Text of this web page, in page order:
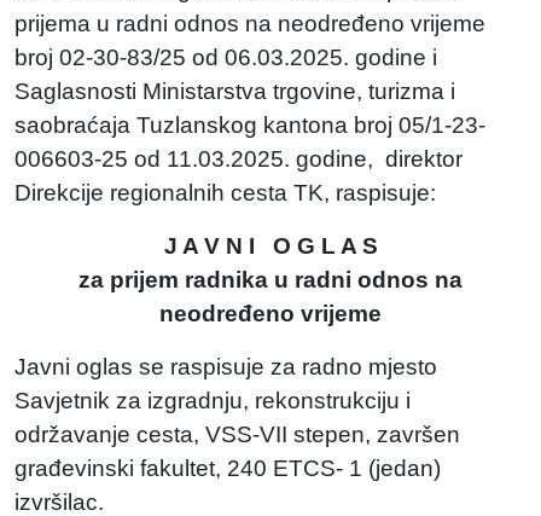
prijema u radni odnos na neodređeno vrijeme
broj 02-30-83/25 od 06.03.2025. godine i
Saglasnosti Ministarstva trgovine, turizma i
saobraćaja Tuzlanskog kantona broj 05/1-23-
006603-25 od 11.03.2025. godine, direktor
Direkcije regionalnih cesta TK, raspisuje:
J A V N I O G L A S
za prijem radnika u radni odnos na
neodređeno vrijeme
Javni oglas se raspisuje za radno mjesto
Savjetnik za izgradnju, rekonstrukciju i
održavanje cesta, VSS-VII stepen, završen
građevinski fakultet, 240 ETCS- 1 (jedan)
izvršilac.